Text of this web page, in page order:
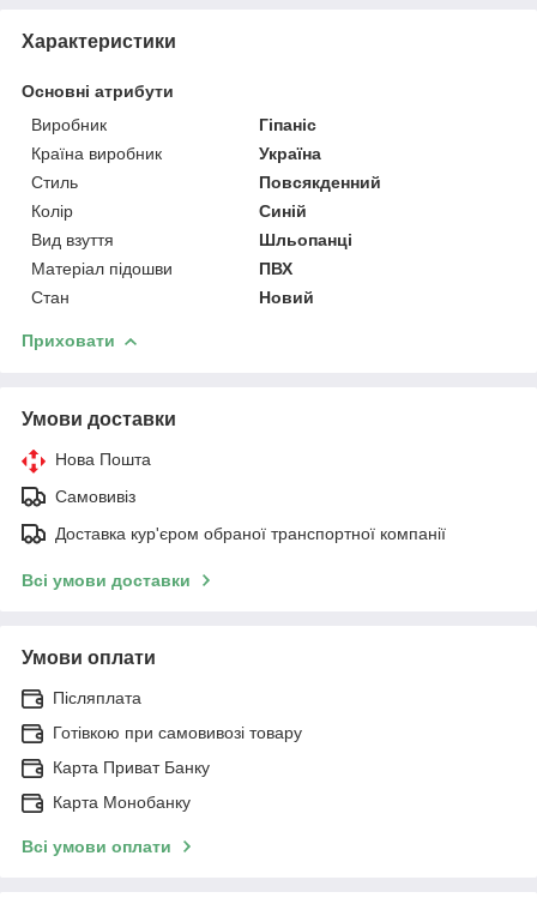
Характеристики
Основні атрибути
Виробник
Гіпаніс
Країна виробник
Україна
Стиль
Повсякденний
Колір
Синій
Вид взуття
Шльопанці
Матеріал підошви
ПВХ
Стан
Новий
Приховати
Умови доставки
Нова Пошта
Самовивіз
Доставка кур'єром обраної транспортної компанії
Всі умови доставки
Умови оплати
Післяплата
Готівкою при самовивозі товару
Карта Приват Банку
Карта Монобанку
Всі умови оплати